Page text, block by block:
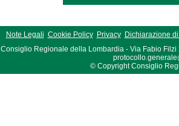
Note Legali Cookie Policy Privacy
Dichiarazione
Consiglio Regionale della Lombardia - Via Fabio Filzi
© Copyright Consiglio